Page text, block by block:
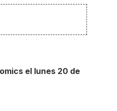
el lunes 20 de